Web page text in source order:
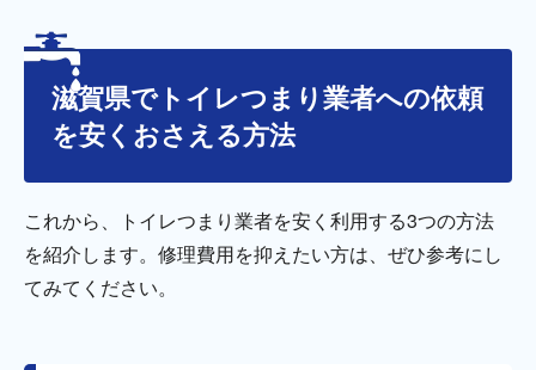
滋賀県でトイレつまり業者への依頼
を安くおさえる方法
これから、トイレつまり業者を安く利用する3つの方法
を紹介します。修理費用を抑えたい方は、ぜひ参考にし
てみてください。